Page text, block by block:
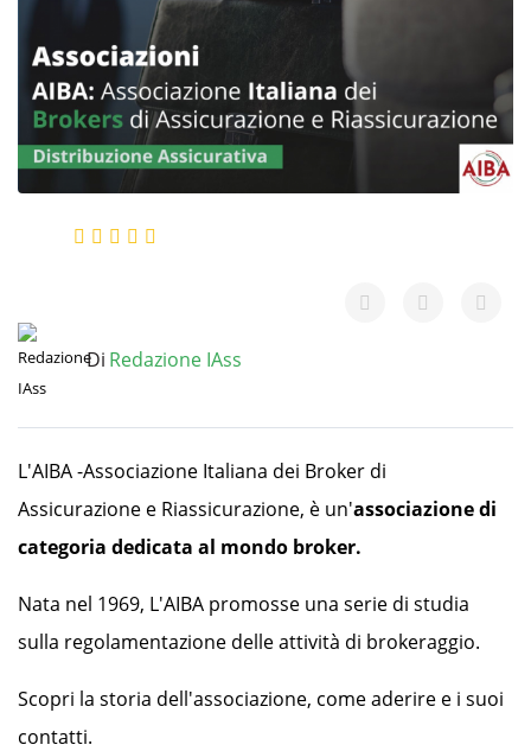
Ratings
Di Redazione IAss
L'AIBA -Associazione Italiana dei Broker di
Assicurazione e Riassicurazione, è un'associazione di
categoria dedicata al mondo broker.
Nata nel 1969, L'AIBA promosse una serie di studia
sulla regolamentazione delle attività di brokeraggio.
Scopri la storia dell'associazione, come aderire e i suoi
contatti.